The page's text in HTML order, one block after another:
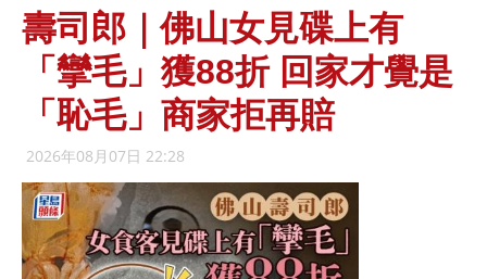
壽司郎｜佛山女見碟上有
「攣毛」獲88折 回家才覺是
「恥毛」商家拒再賠
2026年08月07日 22:28